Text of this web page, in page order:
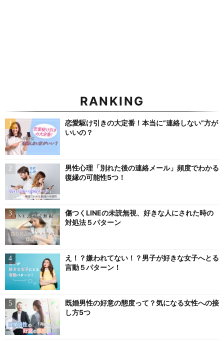
RANKING
恋愛駆け引きの大定番！本当に”連絡しない”方が
いいの？
男性心理「別れた後の連絡メール」頻度でわかる
復縁の可能性5つ！
傷つくLINEの未読無視、好きな人にされた時の
対処法５パターン
え！？嫌われてない！？男子が好きな女子へとる
言動５パターン！
既婚男性の好意の態度って？気になる女性への接
し方5つ